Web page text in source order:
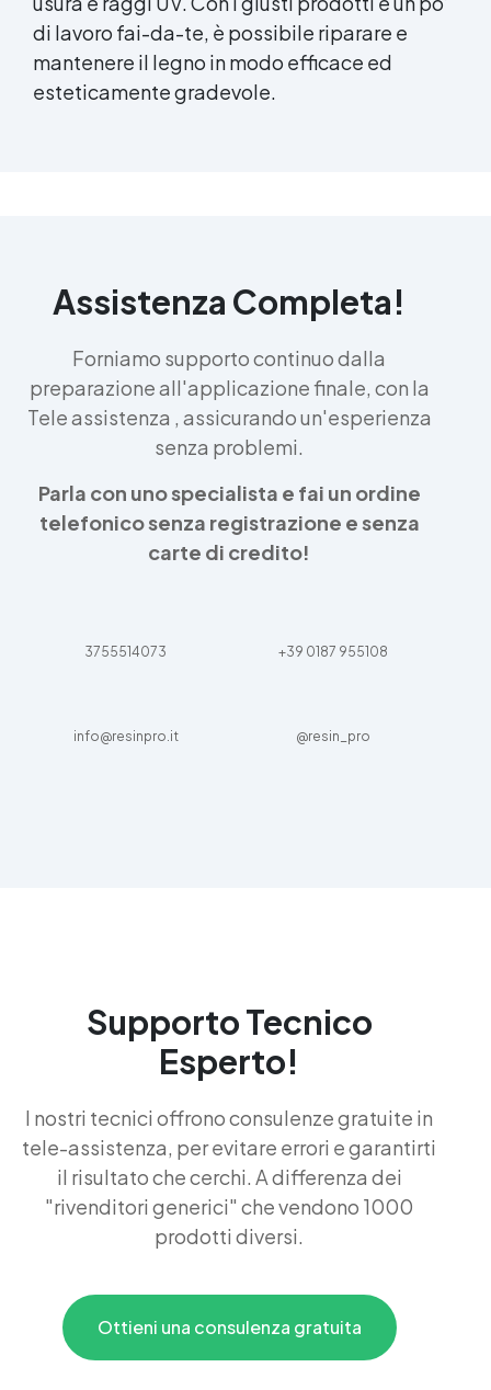
Creare candele profumate Come realizzare
candele profumate Corsi per fare candele
Come si fanno le candele Forme candele
Come colorare le candele Sciogliere candele
a bagnomaria See all articles →
di lavoro fai-da-te, è possibile riparare e
mantenere il legno in modo efficace ed
esteticamente gradevole.
Assistenza Completa!
Forniamo supporto continuo dalla
preparazione all'applicazione finale, con la
Tele assistenza , assicurando un'esperienza
senza problemi.
Parla con uno specialista e fai un ordine
telefonico senza registrazione e senza
carte di credito!
3755514073 +39 0187 955108
info@resinpro.it @resin_pro
Supporto Tecnico
Esperto!
I nostri tecnici offrono consulenze gratuite in
tele-assistenza, per evitare errori e garantirti
il risultato che cerchi. A differenza dei
"rivenditori generici" che vendono 1000
prodotti diversi.
Ottieni una consulenza gratuita